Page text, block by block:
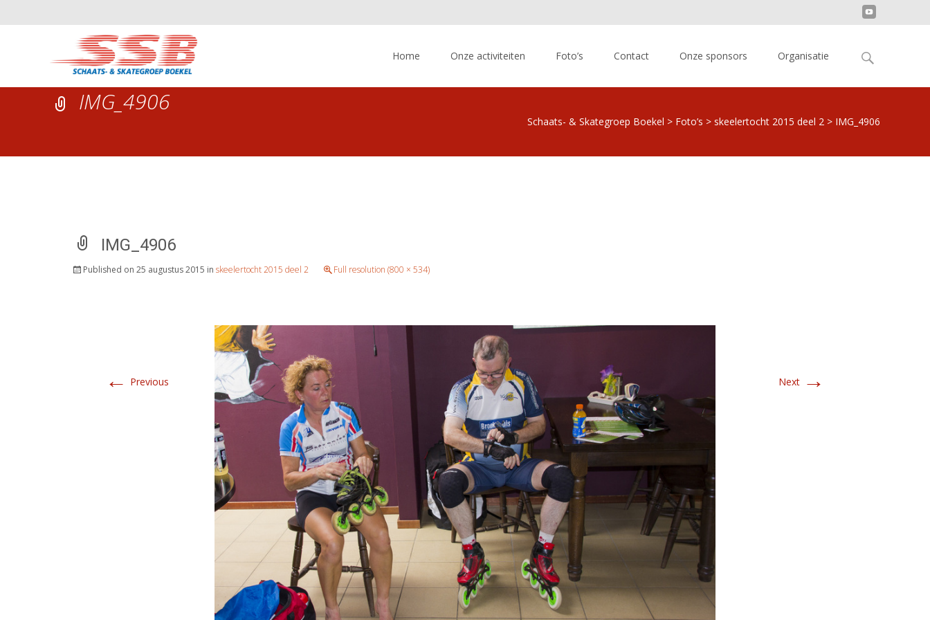
Home Onze activiteiten Foto’s Contact Onze sponsors Organisatie
Search
IMG_4906
Schaats- & Skategroep Boekel > Foto’s > skeelertocht 2015 deel 2 > IMG_4906
IMG_4906
Published on 25 augustus 2015 in skeelertocht 2015 deel 2 Full resolution (800 × 534)
← Previous Next →